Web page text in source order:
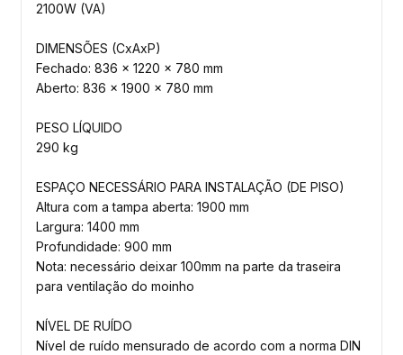
2100W (VA)
DIMENSÕES (CxAxP)
Fechado: 836 x 1220 x 780 mm
Aberto: 836 x 1900 x 780 mm
PESO LÍQUIDO
290 kg
ESPAÇO NECESSÁRIO PARA INSTALAÇÃO (DE PISO)
Altura com a tampa aberta: 1900 mm
Largura: 1400 mm
Profundidade: 900 mm
Nota: necessário deixar 100mm na parte da traseira
para ventilação do moinho
NÍVEL DE RUÍDO
Nível de ruído mensurado de acordo com a norma DIN